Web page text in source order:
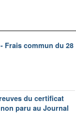
Frais commun du 28
du certificat
paru au Journal